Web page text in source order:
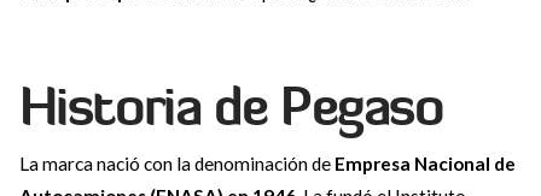
Historia de Pegaso
La marca nació con la denominación de Empresa Nacional de